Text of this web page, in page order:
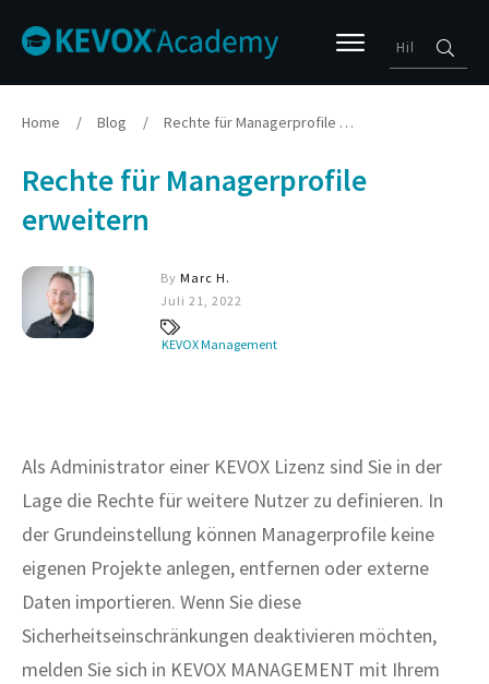
Home / Blog / Rechte für Managerprofile erweitern
Rechte für Managerprofile
erweitern
By Marc H.
Juli 21, 2022
KEVOX Management
Als Administrator einer KEVOX Lizenz sind Sie in der
Lage die Rechte für weitere Nutzer zu definieren. In
der Grundeinstellung können Managerprofile keine
eigenen Projekte anlegen, entfernen oder externe
Daten importieren. Wenn Sie diese
Sicherheitseinschränkungen deaktivieren möchten,
melden Sie sich in KEVOX MANAGEMENT mit Ihrem